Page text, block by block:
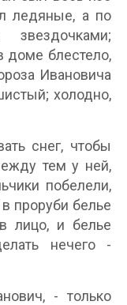
ледяные, а по
доме блестело,
Ивановича
холодно,
снег, чтобы
тем у ней,
побелели,
проруби белье
лицо, и белье
нечего -
- только